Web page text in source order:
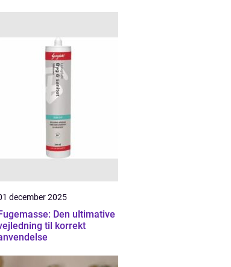
december 2025
Den ultimative
til korrekt